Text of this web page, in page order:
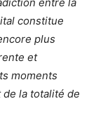
constitue
plus
et
moments
la totalité de